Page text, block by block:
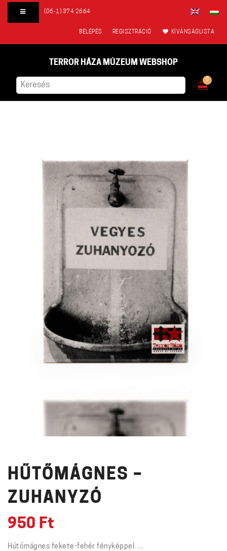
(06-1) 374 2664
BELÉPÉS REGISZTRÁCIÓ KÍVÁNSÁGLISTA
TERROR HÁZA MÚZEUM WEBSHOP
0
HŰTŐMÁGNES –
ZUHANYZÓ
950 Ft
Hűtőmágnes fekete-fehér fényképpel. ...